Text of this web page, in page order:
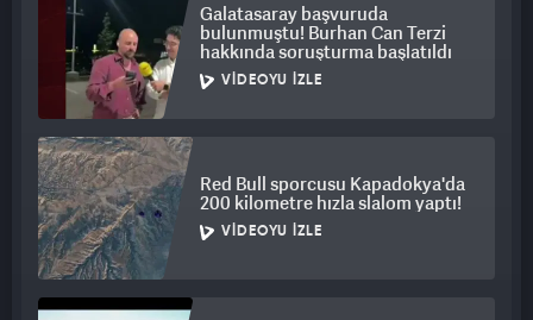
Galatasaray başvuruda
bulunmuştu! Burhan Can Terzi
hakkında soruşturma başlatıldı
VIDEOYU İZLE
Red Bull sporcusu Kapadokya'da
200 kilometre hızla slalom yaptı!
VIDEOYU İZLE